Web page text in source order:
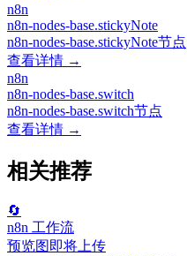
n8n
n8n-nodes-base.stickyNote
n8n-nodes-base.stickyNote节点
查看详情 →
n8n
n8n-nodes-base.switch
n8n-nodes-base.switch节点
查看详情 →
相关推荐
🔄
n8n 工作流
预览图即将上传